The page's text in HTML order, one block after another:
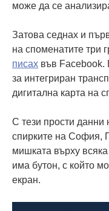
може да се
Затова седнах и
на споменатите три
писах във Facebook.
за интегриран
дигитална карта на
С тези прости данни
спирките на София,
мишката върху
има бутон, с който
екран.